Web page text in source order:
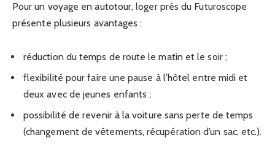
Pour un voyage en autotour, loger près du Futuroscope
présente plusieurs avantages :
réduction du temps de route le matin et le soir ;
flexibilité pour faire une pause à l’hôtel entre midi et
deux avec de jeunes enfants ;
possibilité de revenir à la voiture sans perte de temps
(changement de vêtements, récupération d’un sac, etc.).